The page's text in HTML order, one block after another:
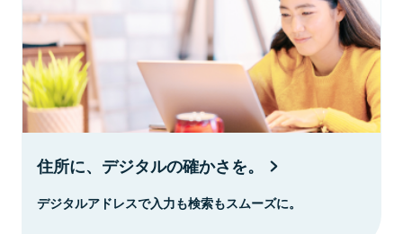
住所に、デジタルの確かさを。
デジタルアドレスで入力も検索もスムーズに。